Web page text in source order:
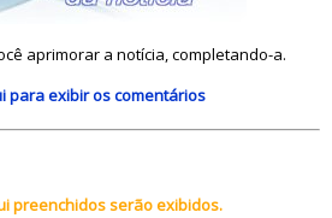
aprimorar a notícia, completando-a.
para exibir os comentários
preenchidos serão exibidos.